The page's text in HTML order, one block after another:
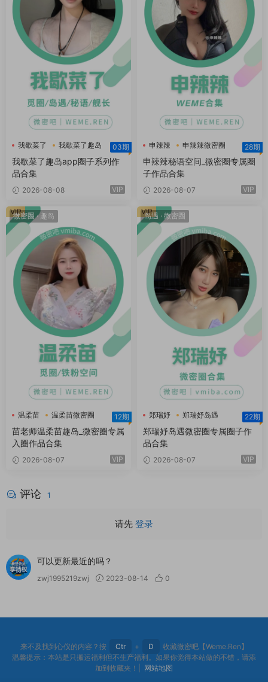
我歇菜了 我歇菜了趣岛 03期
我歇菜了趣岛app圈子系列作
品合集
2026-08-08 VIP
申辣辣
申辣辣微密圈
申辣辣秘语空间
28期
申辣辣秘语空间_微密圈专属圈
子作品合集
2026-08-07 VIP
微密圈·趣岛
温柔苗
温柔苗微密圈
温柔苗趣岛
12期
苗老师温柔苗趣岛_微密圈专属
入圈作品合集
2026-08-07 VIP
VIP 岛遇 · 微密圈
郑瑞妤
郑瑞妤岛遇
郑瑞妤微博
22期
郑瑞妤岛遇微密圈专属圈子作
品合集
2026-08-07 VIP
VIP
评论 1
请先 登录
可以更新最近的吗？
zwj1995219zwj 2023-08-14 0
来不及找到心仪的内容？按 Ctr + D
收藏微密吧【Weme.Ren】
温馨提示：本站是只搬运福利但不生产福利。如果你觉得本站做的不错，请添
加到收藏夹！| 网站地图